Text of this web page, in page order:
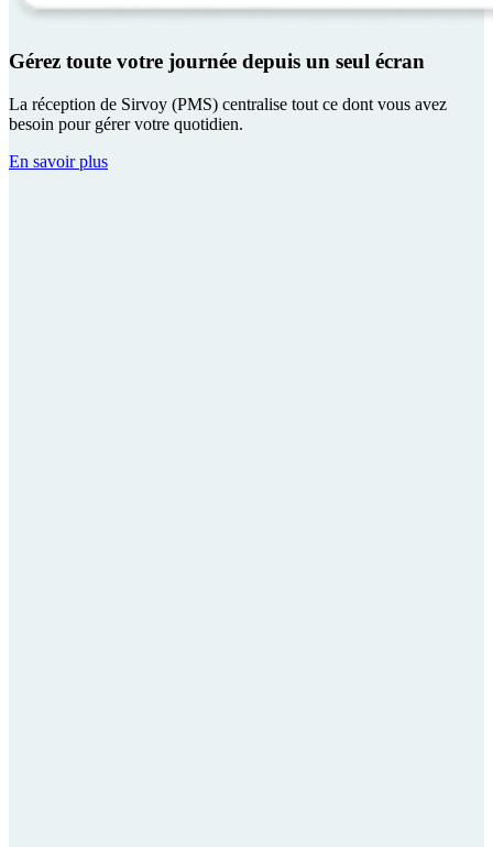
Gérez toute votre journée depuis un seul écran
La réception de Sirvoy (PMS) centralise tout ce dont vous avez
besoin pour gérer votre quotidien.
En savoir plus